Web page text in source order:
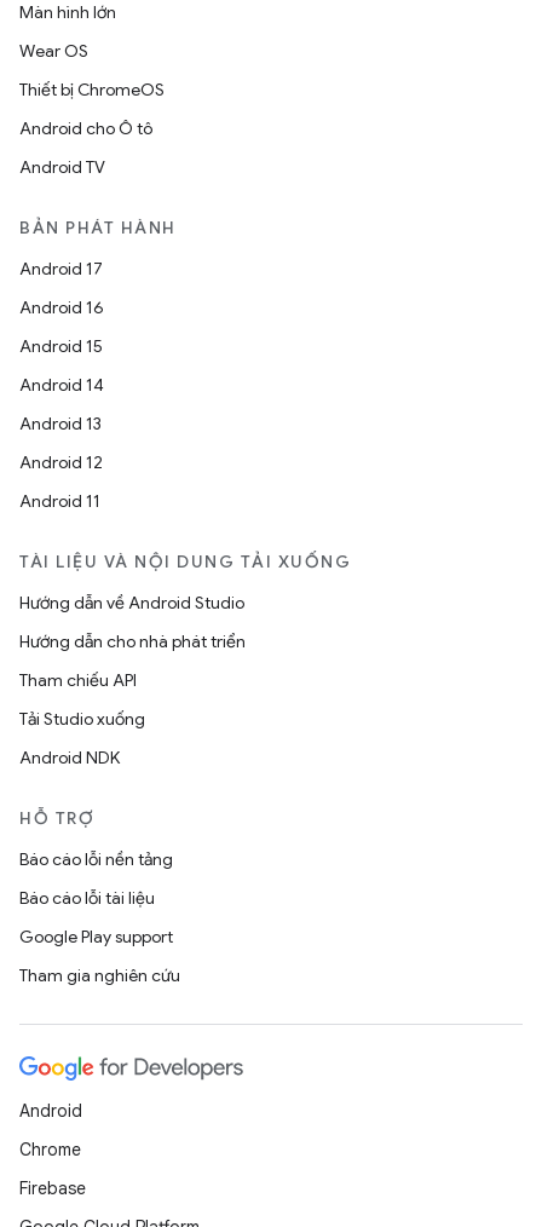
Màn hình lớn
Wear OS
Thiết bị ChromeOS
Android cho Ô tô
Android TV
BẢN PHÁT HÀNH
Android 17
Android 16
Android 15
Android 14
Android 13
Android 12
Android 11
TÀI LIỆU VÀ NỘI DUNG TẢI XUỐNG
Hướng dẫn về Android Studio
Hướng dẫn cho nhà phát triển
Tham chiếu API
Tải Studio xuống
Android NDK
HỖ TRỢ
Báo cáo lỗi nền tảng
Báo cáo lỗi tài liệu
Google Play support
Tham gia nghiên cứu
Android
Chrome
Firebase